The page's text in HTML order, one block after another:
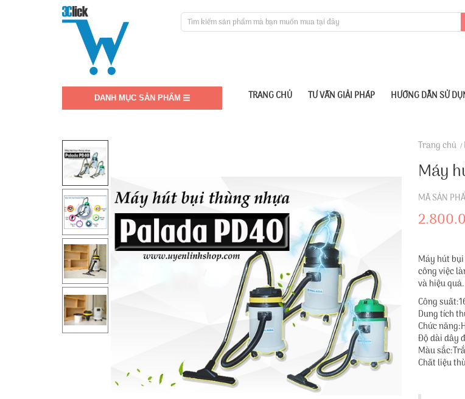
DANH MỤC SẢN PHẨM TRANG CHỦ TƯ VẤN GIẢI PHÁP HƯỚNG DẪN SỬ
Trang chủ
Máy
MÃ SẢN
Máy hút
công việc
và hiệu quả.
Công
Dung tích
Chức
Độ dài dây
Màu
Chất liệu